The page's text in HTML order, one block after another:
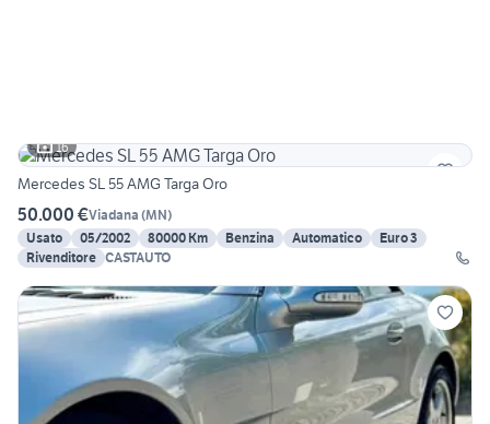
16
Mercedes SL 55 AMG Targa Oro
50.000 €Viadana (MN)
Usato
05/2002 80000 Km Benzina Automatico
Euro 3
Rivenditore CASTAUTO